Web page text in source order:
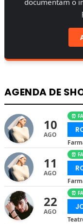
documentam o
AGENDA DE
10
AGO
⏰
11
AGO
⏰
22
AGO
⏰